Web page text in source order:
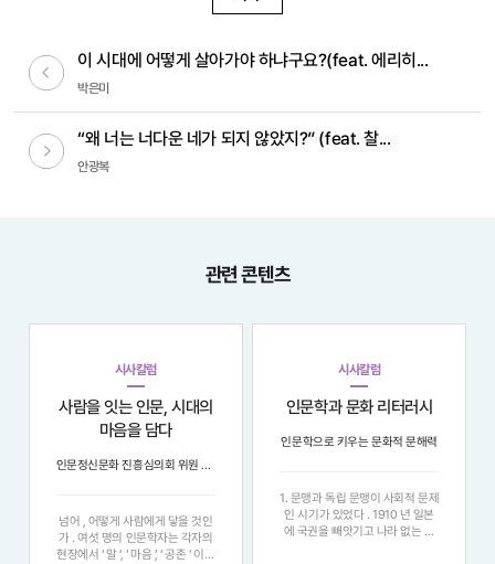
이전글
이 시대에 어떻게 살아가야 하냐구요?(feat. 에리히...
박은미
다음글
“왜 너는 너다운 네가 되지 않았지?” (feat. 찰...
안광복
관련 콘텐츠
시사칼럼
사람을 잇는 인문, 시대의
마음을 담다
인문정신문화 진흥심의회 위원 6인이 말하는 ‘우리 사회에 인문이 필요한 이유’
넘어 , 어떻게 사람에게 닿을 것인
가 . 여섯 명의 인문학자는 각자의
현장에서 ‘ 말 ’, ‘ 마음 ’, ‘ 공존 ’ 이라
시사칼럼
인문학과 문화 리터러시
인문학으로 키우는 문화적 문해력
1. 문맹과 독립 문맹이 사회적 문제
인 시기가 있었다 . 1910 년 일본
에 국권을 빼앗기고 나라 없는 국